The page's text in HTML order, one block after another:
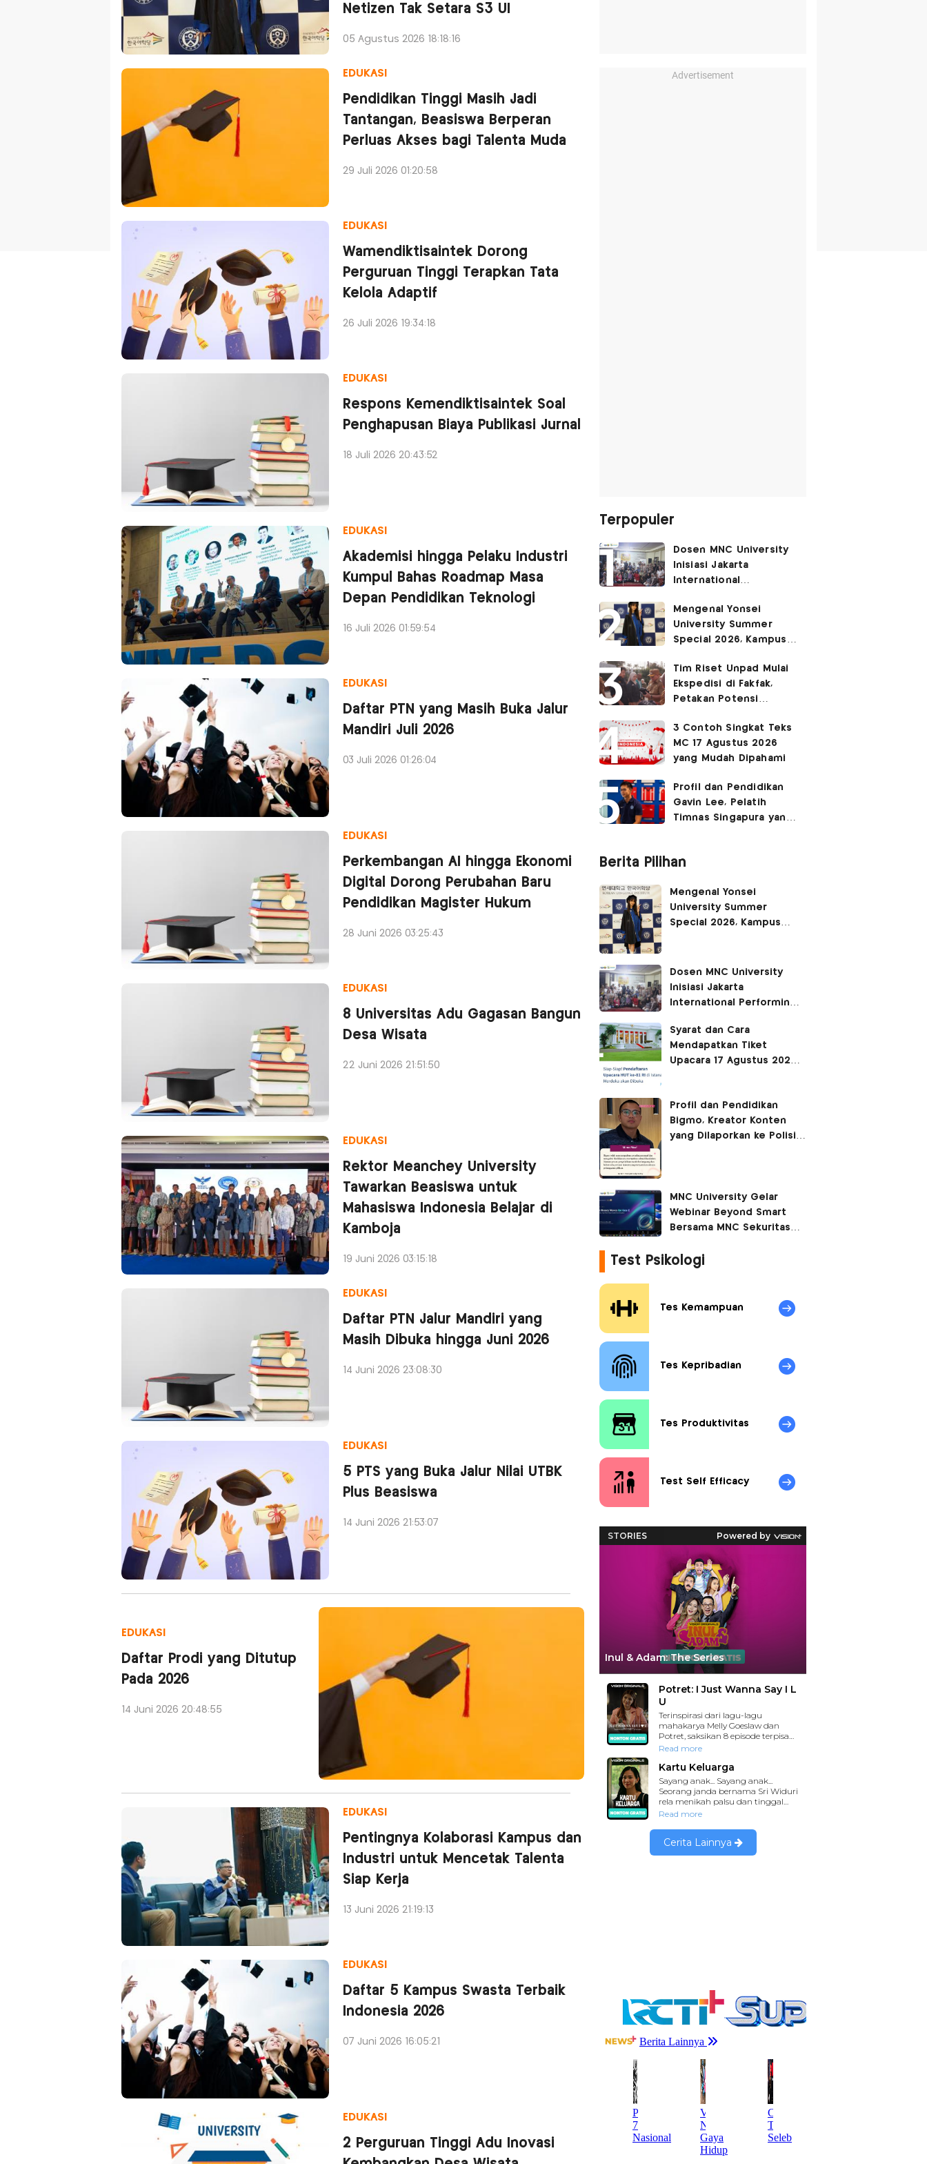
Netizen Tak Setara S3 UI
05 Agustus 2026 18:18:16
EDUKASI
Pendidikan Tinggi Masih Jadi
Tantangan, Beasiswa Berperan
Perluas Akses bagi Talenta Muda
29 Juli 2026 01:20:58
EDUKASI
Wamendiktisaintek Dorong
Perguruan Tinggi Terapkan Tata
Kelola Adaptif
26 Juli 2026 19:34:18
EDUKASI
Respons Kemendiktisaintek Soal
Penghapusan Biaya Publikasi Jurnal
18 Juli 2026 20:43:52
EDUKASI
Akademisi hingga Pelaku Industri
Kumpul Bahas Roadmap Masa
Depan Pendidikan Teknologi
16 Juli 2026 01:59:54
EDUKASI
Daftar PTN yang Masih Buka Jalur
Mandiri Juli 2026
03 Juli 2026 01:26:04
EDUKASI
Perkembangan AI hingga Ekonomi
Digital Dorong Perubahan Baru
Pendidikan Magister Hukum
28 Juni 2026 03:25:43
EDUKASI
8 Universitas Adu Gagasan Bangun
Desa Wisata
22 Juni 2026 21:51:50
EDUKASI
Rektor Meanchey University
Tawarkan Beasiswa untuk
Mahasiswa Indonesia Belajar di
Kamboja
19 Juni 2026 03:15:18
EDUKASI
Daftar PTN Jalur Mandiri yang
Masih Dibuka hingga Juni 2026
14 Juni 2026 23:08:30
EDUKASI
5 PTS yang Buka Jalur Nilai UTBK
Plus Beasiswa
14 Juni 2026 21:53:07
EDUKASI
Daftar Prodi yang Ditutup
Pada 2026
14 Juni 2026 20:48:55
EDUKASI
Pentingnya Kolaborasi Kampus dan
Industri untuk Mencetak Talenta
Siap Kerja
13 Juni 2026 21:19:13
EDUKASI
Daftar 5 Kampus Swasta Terbaik
Indonesia 2026
07 Juni 2026 16:05:21
EDUKASI
2 Perguruan Tinggi Adu Inovasi
Advertisement
Terpopuler
Dosen MNC University
Inisiasi Jakarta
International
Festival 2026, Hidupkan
Ruang Kota Melalui Seni
Pertunjukan
Mengenal Yonsei
University Summer
Special 2026, Kampus
yang Disebut Netizen
Tak Setara S3 UI
Tim Riset Unpad Mulai
Ekspedisi di Fakfak,
Petakan Potensi
Bomberay–Tomage
3 Contoh Singkat Teks
MC 17 Agustus 2026
yang Mudah Dipahami
Profil dan Pendidikan
Gavin Lee, Pelatih
Timnas Singapura yang
Berita Pilihan
Mengenal Yonsei
University Summer
Special 2026, Kampus
Setara S3 UI
Dosen MNC University
Inisiasi Jakarta
International Performing
Hidupkan Ruang Kota
Melalui Seni Pertunjukan
Syarat dan Cara
Mendapatkan Tiket
Upacara 17 Agustus 2026
Profil dan Pendidikan
Bigmo, Kreator Konten
yang Dilaporkan ke Polisi
MNC University Gelar
Webinar Beyond Smart
Bersama MNC Sekuritas
Finansial Gen Z
Test Psikologi
Tes Kemampuan
Tes Kepribadian
Tes Produktivitas
Test Self Efficacy